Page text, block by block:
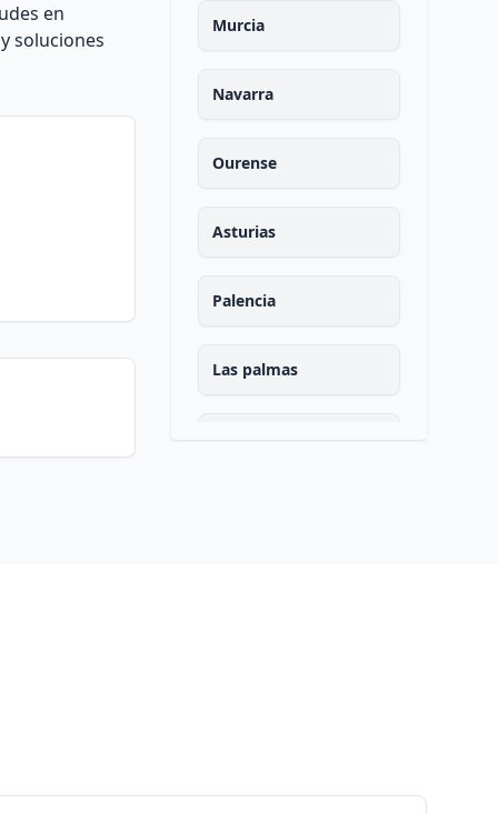
en
soluciones
Murcia
Navarra
Ourense
Asturias
Palencia
Las palmas